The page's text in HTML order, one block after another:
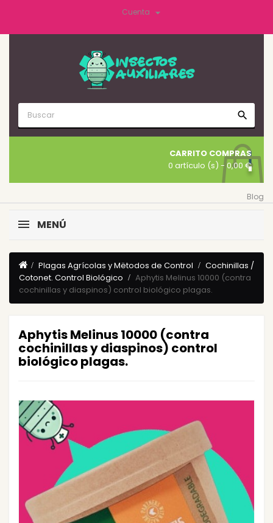
Cuenta 
search
CARRITO COMPRAS
0 artículo (s) - 0,00 €
Blog
MENÚ
Plagas Agrícolas y Mëtodos de Control
Cochinillas /
Cotonet. Control Biológico
Aphytis Melinus 10000 (contra
cochinillas y diaspinos) control biológico plagas.
Aphytis Melinus 10000 (contra
cochinillas y diaspinos) control
biológico plagas.